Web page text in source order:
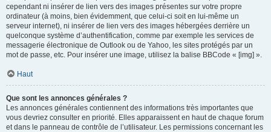
cependant ni insérer de lien vers des images présentes sur votre propre
ordinateur (à moins, bien évidemment, que celui-ci soit en lui-même un
serveur internet), ni insérer de lien vers des images hébergées derrière un
quelconque système d’authentification, comme par exemple les services de
messagerie électronique de Outlook ou de Yahoo, les sites protégés par un
mot de passe, etc. Pour insérer une image, utilisez la balise BBCode « [img] ».
Haut
Que sont les annonces générales ?
Les annonces générales contiennent des informations très importantes que
vous devriez consulter en priorité. Elles apparaissent en haut de chaque forum
et dans le panneau de contrôle de l’utilisateur. Les permissions concernant les